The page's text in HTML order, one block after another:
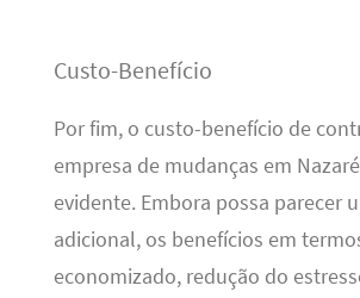
Custo-Benefício
Por fim, o custo-benefício de
empresa de mudanças em
evidente. Embora possa parecer
adicional, os benefícios em
economizado, redução do